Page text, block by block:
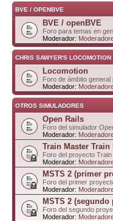
BVE / OPENBVE
BVE / openBVE
Foro para temas en
Moderador:
CHRIS SAWYER'S LOCOMOTION
Locomotion
Foro de ámbito
Moderador:
OTROS SIMULADORES
Open Rails
Foro del simulador
Moderador:
Train Master
Foro del proyecto
Moderador:
MSTS 2 (primer
Foro del primer
Moderador:
MSTS 2 (segundo
Foro del segundo
Moderador: